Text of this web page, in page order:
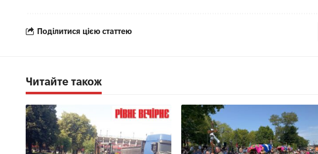
Поділитися цією статтею
Читайте також